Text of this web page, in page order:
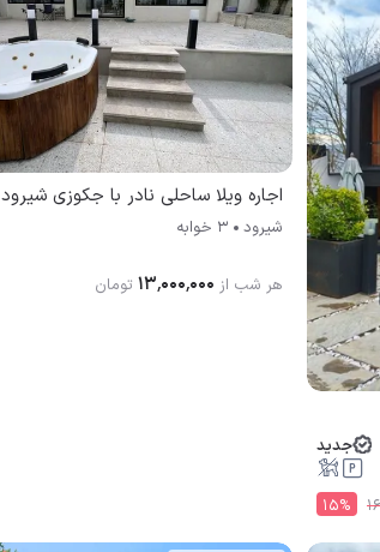
جدید
15%
اجاره ویلا ساحلی نادر با جکوزی شیرود
شیرود 3 خوابه
هر شب از ۱۳٬۰۰۰٬۰۰۰ تومان